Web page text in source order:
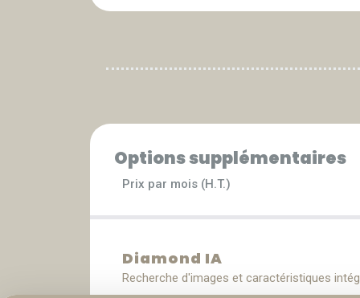
Options supplémentaires
Prix par mois (H.T.)
Diamond IA
Recherche d'images et caractéristiques